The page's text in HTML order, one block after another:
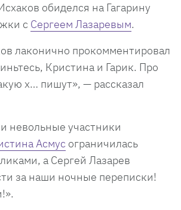
обиделся на Гагарину
с Сергеем Лазаревым.
лаконично прокомментировал
Кристина и Гарик. Про
х… пишут», — рассказал
невольные участники
Асмус ограничилась
а Сергей Лазарев
за наши ночные переписки!